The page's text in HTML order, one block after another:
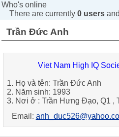
Who's online
There are currently 0 usersand
Trần Đức Anh
Viet Nam High IQ
1. Họ và tên: Trần Đức Anh
2. Năm sinh: 1993
3. Nơi ở : Trần Hưng Đạo, Q1 ,
Email: